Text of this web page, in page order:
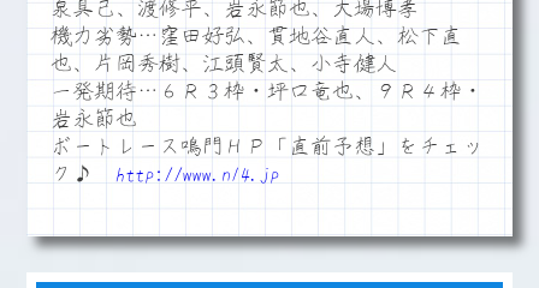
泉具己、渡修平、岩永節也、大場博孝
機力劣勢…窪田好弘、貫地谷直人、松下直
也、片岡秀樹、江頭賢太、小寺健人
一発期待…６Ｒ３枠・坪口竜也、９Ｒ４枠・
岩永節也
ボートレース鳴門ＨＰ「直前予想」をチェッ
ク♪ http://www.n14.jp